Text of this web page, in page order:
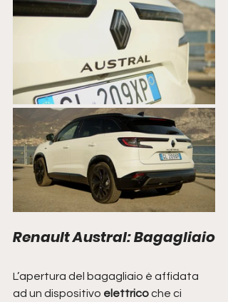
Renault Austral: Bagagliaio
L’apertura del bagagliaio è affidata
ad un dispositivo elettrico che ci